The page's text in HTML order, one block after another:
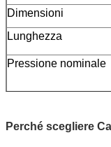
Dimensioni
Lunghezza
Pressione nominale
Perché scegliere